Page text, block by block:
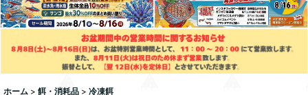
ホーム > 餌・消耗品 > 冷凍餌